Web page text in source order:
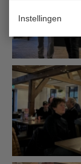
Instellingen